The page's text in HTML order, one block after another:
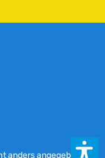
anders angegeben.